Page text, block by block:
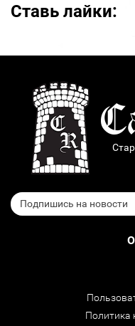
Ставь лайки:
Политика